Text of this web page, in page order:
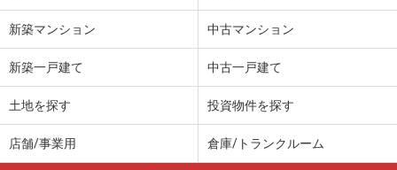
新築マンション 中古マンション
新築一戸建て 中古一戸建て
土地を探す 投資物件を探す
店舗/事業用 倉庫/トランクルーム